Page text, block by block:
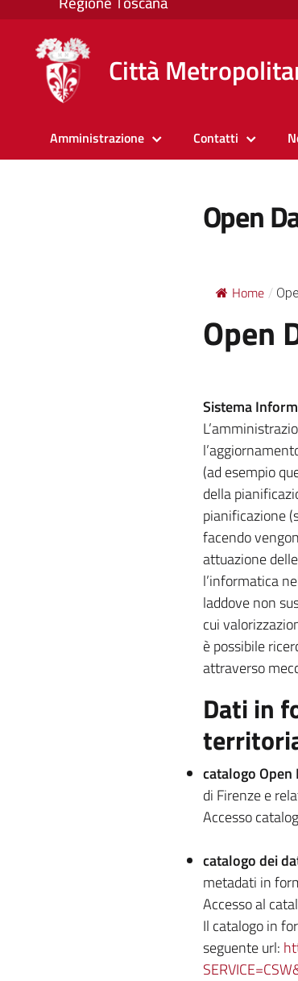
Città
Amministrazione Contatti
Open
Home /
Open
Sistema
(ad esempio
della
pianificazione
facendo
attuazione
l’informatica
laddove non
cui
è possibile
attraverso
Dati in
catalogo Open
di Firenze e
Accesso
catalogo dei
metadati in
Accesso al
Il catalogo in
seguente url: